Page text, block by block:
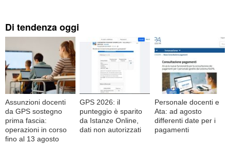
Di tendenza oggi
Assunzioni docenti
da GPS sostegno
prima fascia:
operazioni in corso
fino al 13 agosto
GPS 2026: il
punteggio è sparito
da Istanze Online,
dati non autorizzati
Personale docenti e
Ata: ad agosto
differenti date per i
pagamenti